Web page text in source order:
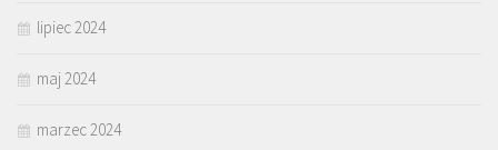
lipiec 2024
maj 2024
marzec 2024